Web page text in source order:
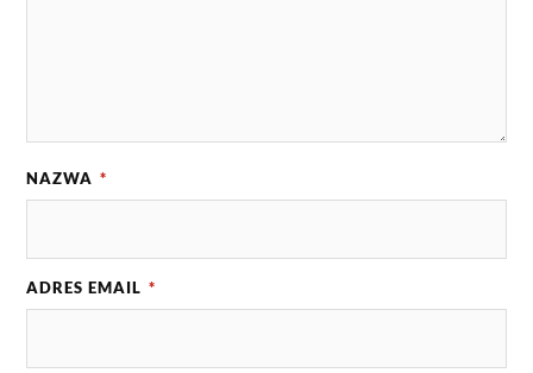
NAZWA *
ADRES EMAIL *